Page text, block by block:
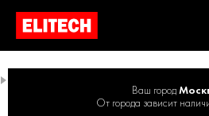
Ваш город
От города зависит